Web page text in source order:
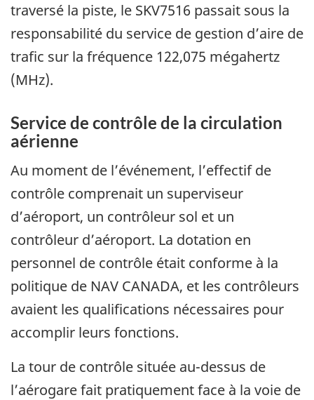
traversé la piste, le SKV7516 passait sous la
responsabilité du service de gestion d’aire de
trafic sur la fréquence 122,075 mégahertz
(MHz).
Service de contrôle de la circulation
aérienne
Au moment de l’événement, l’effectif de
contrôle comprenait un superviseur
d’aéroport, un contrôleur sol et un
contrôleur d’aéroport. La dotation en
personnel de contrôle était conforme à la
politique de NAV CANADA, et les contrôleurs
avaient les qualifications nécessaires pour
accomplir leurs fonctions.
La tour de contrôle située au-dessus de
l’aérogare fait pratiquement face à la voie de